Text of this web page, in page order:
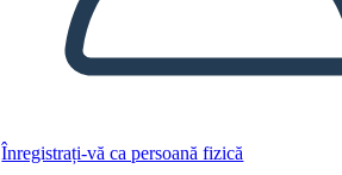
Înregistrați-vă ca persoană fizică